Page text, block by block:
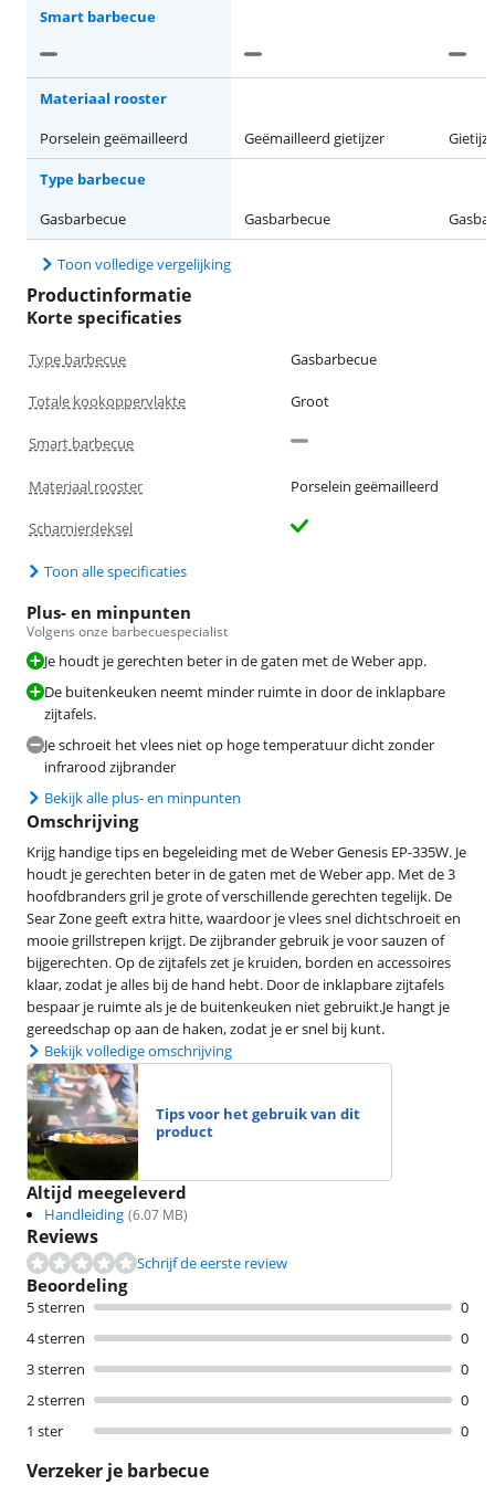
Smart barbecue
Materiaal rooster
Porselein geëmailleerd
Geëmailleerd gietijzer
Type barbecue
Gasbarbecue
Gasbarbecue
Toon volledige vergelijking
Productinformatie
Korte specificaties
Type barbecue Gasbarbecue
Totale kookoppervlakte Groot
Smart barbecue
Materiaal rooster Porselein geëmailleerd
Scharnierdeksel
Toon alle specificaties
Plus- en minpunten
Volgens onze barbecuespecialist
Je houdt je gerechten beter in de gaten met de Weber app.
De buitenkeuken neemt minder ruimte in door de inklapbare
zijtafels.
Je schroeit het vlees niet op hoge temperatuur dicht zonder
infrarood zijbrander
Bekijk alle plus- en minpunten
Omschrijving
Krijg handige tips en begeleiding met de Weber Genesis EP-335W. Je
houdt je gerechten beter in de gaten met de Weber app. Met de 3
hoofdbranders gril je grote of verschillende gerechten tegelijk. De
Sear Zone geeft extra hitte, waardoor je vlees snel dichtschroeit en
mooie grillstrepen krijgt. De zijbrander gebruik je voor sauzen of
bijgerechten. Op de zijtafels zet je kruiden, borden en accessoires
klaar, zodat je alles bij de hand hebt. Door de inklapbare zijtafels
bespaar je ruimte als je de buitenkeuken niet gebruikt.Je hangt je
gereedschap op aan de haken, zodat je er snel bij kunt.
Bekijk volledige omschrijving
Tips voor het gebruik van dit
product
Altijd meegeleverd
Handleiding (6.07 MB)
Reviews
Schrijf de eerste review
Beoordeling
5 sterren
0
4 sterren
0
3 sterren
0
2 sterren
0
1 ster
0
Verzeker je barbecue